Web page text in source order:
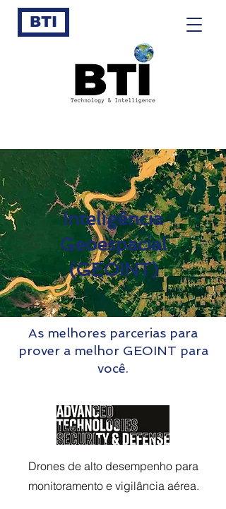
BTI
Inteligência
Geoespacial
(GEOINT)
As melhores parcerias para
prover a melhor GEOINT para
você.
Drones de alto desempenho para
monitoramento e vigilância aérea.